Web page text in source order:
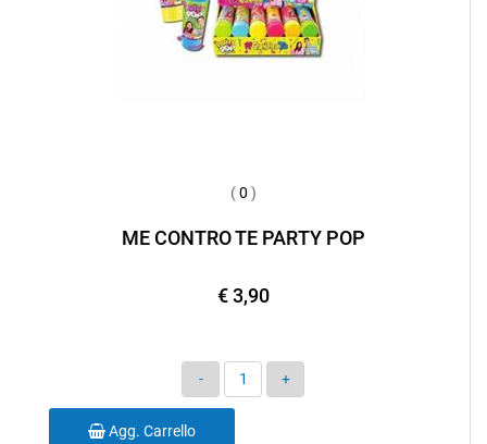
(0 )
ME CONTRO TE PARTY POP
€ 3,90
Quantità
Agg. Carrello